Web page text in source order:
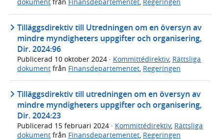
Tilläggsdirektiv till Utredningen om en översyn av
mindre myndigheters uppgifter och organisering,
Dir. 2024:96
Publicerad 10 oktober 2024 · Kommittédirektiv, Rättsliga
dokument från Finansdepartementet, Regeringen
Tilläggsdirektiv till utredningen om en översyn av
mindre myndigheters uppgifter och organisering,
Dir. 2024:23
Publicerad 15 februari 2024 · Kommittédirektiv, Rättsliga
dokument från Finansdepartementet Regeringen